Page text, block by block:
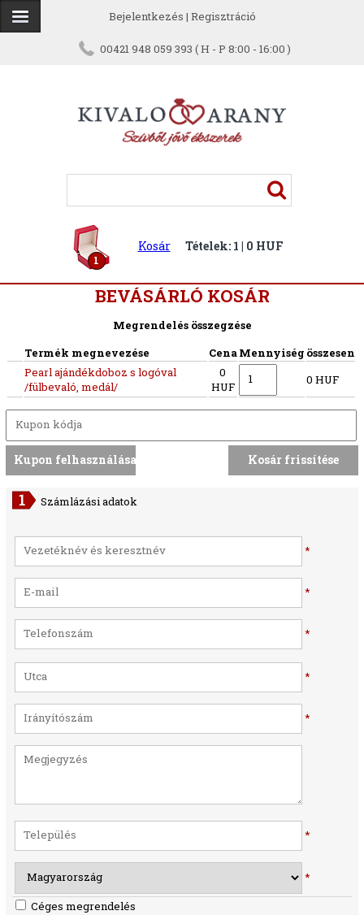
Bejelentkezés | Regisztráció
00421 948 059 393 ( H - P 8:00 - 16:00 )
1
Kosár Tételek: 1 | 0 HUF
BEVÁSÁRLÓ KOSÁR
Megrendelés összegzése
Termék megnevezése
CenaMennyiség összesen
Pearl ajándékdoboz s logóval
/fülbevaló, medál/
0
HUF
0 HUF
Számlázási adatok
*
*
*
*
*
*
*
Céges megrendelés